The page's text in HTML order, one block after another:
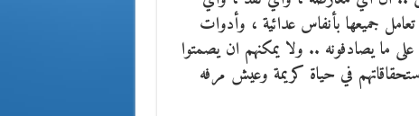
جميعها بأنفاس عدائية ، وأدوات
ما يصادفونه .. ولا يمكنهم ان يصمتوا
في حياة كريمة وعيش مرفه